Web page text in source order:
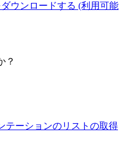
ウンロードする (利用可能
？
テーションのリストの取得